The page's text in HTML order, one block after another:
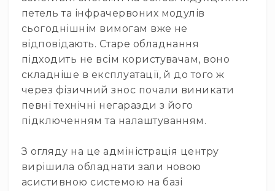
та
комплектуючі
Антени
та
антенне
обладнання
Антени
RF
розподіл
кабелі
RF
роз'їєми
петель та інфрачервоних модулів
сьогоднішнім вимогам вже не
відповідають. Старе обладнання
підходить не всім користувачам, воно
складніше в експлуатації, й до того ж
через фізичний знос почали виникати
певні технічні негаразди з його
підключенням та налаштуванням.
З огляду на це адміністрація центру
вирішила обладнати зали новою
асистивною системою на базі